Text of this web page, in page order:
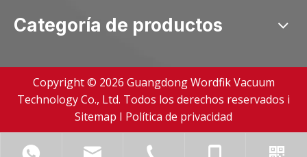
Categoría de productos
Copyright © 2026 Guangdong Wordfik Vacuum
Technology Co., Ltd. Todos los derechos reservados i
Sitemap I Política de privacidad